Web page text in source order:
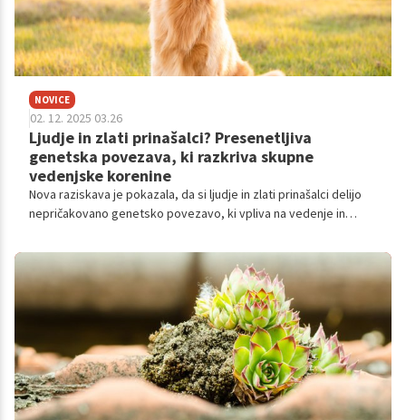
NOVICE
02. 12. 2025 03.26
Ljudje in zlati prinašalci? Presenetljiva
genetska povezava, ki razkriva skupne
vedenjske korenine
Nova raziskava je pokazala, da si ljudje in zlati prinašalci delijo
nepričakovano genetsko povezavo, ki vpliva na vedenje in